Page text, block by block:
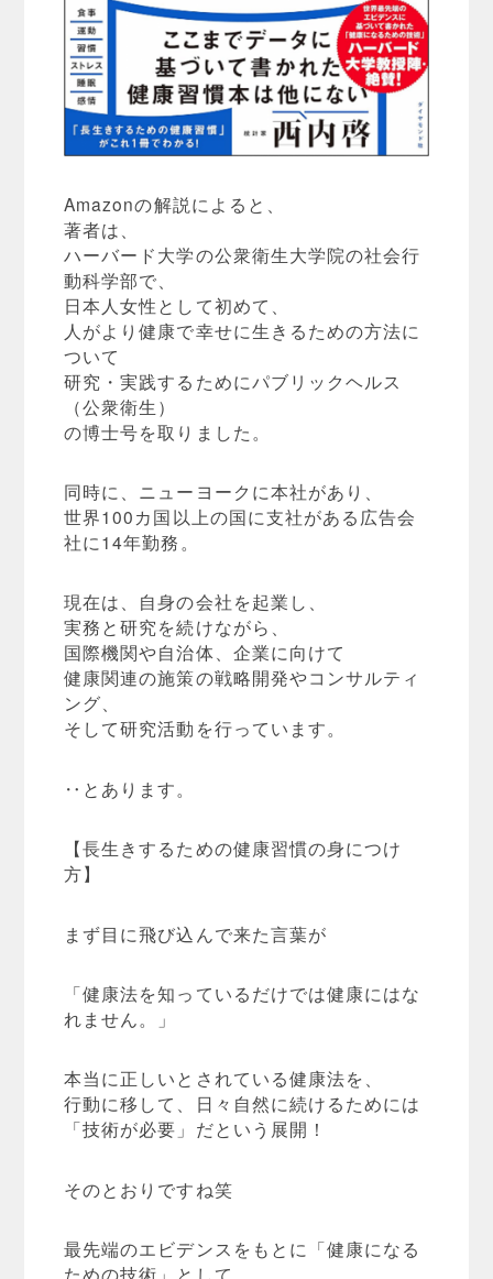
Amazonの解説によると、
著者は、
ハーバード大学の公衆衛生大学院の社会行
動科学部で、
日本人女性として初めて、
人がより健康で幸せに生きるための方法に
ついて
研究・実践するためにパブリックヘルス
（公衆衛生）
の博士号を取りました。
同時に、ニューヨークに本社があり、
世界100カ国以上の国に支社がある広告会
社に14年勤務。
現在は、自身の会社を起業し、
実務と研究を続けながら、
国際機関や自治体、企業に向けて
健康関連の施策の戦略開発やコンサルティ
ング、
そして研究活動を行っています。
‥とあります。
【長生きするための健康習慣の身につけ
方】
まず目に飛び込んで来た言葉が
「健康法を知っているだけでは健康にはな
れません。」
本当に正しいとされている健康法を、
行動に移して、日々自然に続けるためには
「技術が必要」だという展開！
そのとおりですね笑
最先端のエビデンスをもとに「健康になる
ための技術」として